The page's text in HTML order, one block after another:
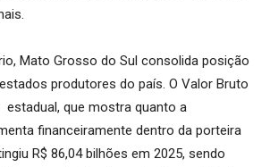
Mato Grosso do Sul consolida posição
produtores do país. O Valor Bruto
estadual, que mostra quanto a
financeiramente dentro da porteira
R$ 86,04 bilhões em 2025, sendo